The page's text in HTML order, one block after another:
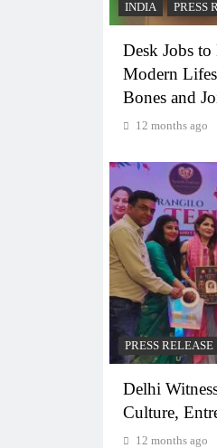
INDIA PRESS
Desk Jobs
Modern
Bones and
12 months ago
PRESS RELEASE
Delhi
Culture,
12 months ago